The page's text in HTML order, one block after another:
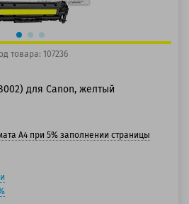
товара: 107236
для Canon, желтый
А4 при 5% заполнении страницы